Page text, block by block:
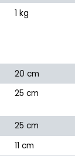
1 kg
20 cm
25 cm
25 cm
11 cm